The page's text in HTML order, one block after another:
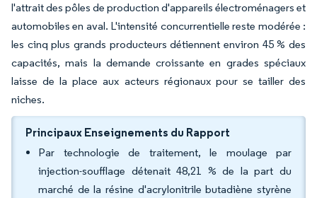
l'attrait des pôles de production d'appareils électroménagers et
automobiles en aval. L'intensité concurrentielle reste modérée :
les cinq plus grands producteurs détiennent environ 45 % des
capacités, mais la demande croissante en grades spéciaux
laisse de la place aux acteurs régionaux pour se tailler des
niches.
Principaux Enseignements du Rapport
Par technologie de traitement, le moulage par
injection-soufflage détenait 48,21 % de la part du
marché de la résine d'acrylonitrile butadiène styrène